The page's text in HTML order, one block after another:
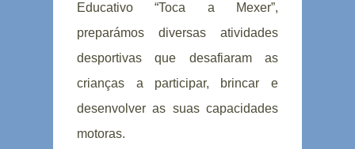
Educativo “Toca a Mexer”,
preparámos diversas atividades
desportivas que desafiaram as
crianças a participar, brincar e
desenvolver as suas capacidades
motoras.